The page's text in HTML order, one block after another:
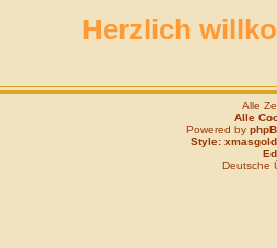
Herzlich
Alle
Alle
Powered by
Style: xmasgold
Deutsche